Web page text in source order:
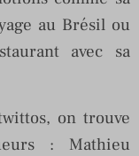
au Brésil ou
avec sa
on trouve
: Mathieu